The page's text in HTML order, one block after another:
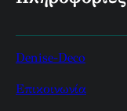
Denise-Deco
Επικοινωνία